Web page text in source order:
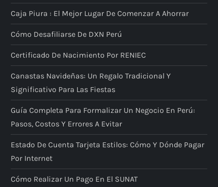
Caja Piura : El Mejor Lugar De Comenzar A Ahorrar
Cómo Desafiliarse De DXN Perú
Certificado De Nacimiento Por RENIEC
Canastas Navideñas: Un Regalo Tradicional Y
Significativo Para Las Fiestas
Guía Completa Para Formalizar Un Negocio En Perú:
Pasos, Costos Y Errores A Evitar
Estado De Cuenta Tarjeta Estilos: Cómo Y Dónde Pagar
Por Internet
Cómo Realizar Un Pago En El SUNAT